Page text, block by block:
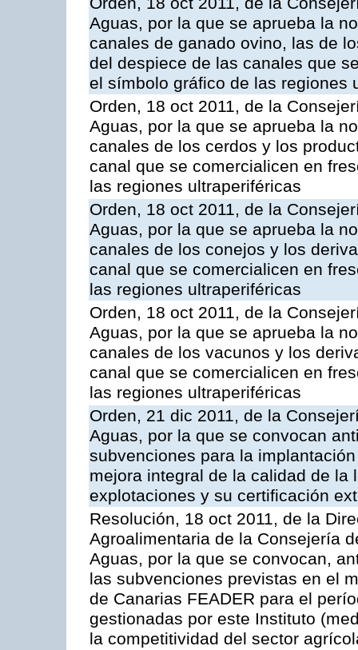
Aguas, por la que se aprueba la
canales de ganado ovino, las de
del despiece de las canales que
el símbolo gráfico de las regiones
Orden, 18 oct 2011, de la
Aguas, por la que se aprueba la
canales de los cerdos y los
canal que se comercialicen en
las regiones ultraperiféricas
Orden, 18 oct 2011, de la
Aguas, por la que se aprueba la
canales de los conejos y los
canal que se comercialicen en
las regiones ultraperiféricas
Orden, 18 oct 2011, de la
Aguas, por la que se aprueba la
canales de los vacunos y los
canal que se comercialicen en
las regiones ultraperiféricas
Orden, 21 dic 2011, de la
Aguas, por la que se convocan
subvenciones para la
mejora integral de la calidad de
explotaciones y su certificación
Resolución, 18 oct 2011, de la
Agroalimentaria de la Consejería
Aguas, por la que se convocan,
las subvenciones previstas en el
de Canarias FEADER para el
gestionadas por este Instituto
la competitividad del sector